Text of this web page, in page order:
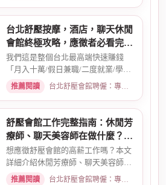
台北舒壓按摩，酒店，聊天休閒
會館終極攻略，應徵者必看完整
指南
我們這是整個台北最高端快速賺錢
「月入十萬/假日兼職/二度就業/學生
兼職/八大廣告/林森北路KTV酒...
推薦閱讀 台北舒壓會館聘僱：專業按摩師職缺與職涯規劃 · 2026-01-07
舒壓會館工作完整指南：休閒芳
療師、聊天美容師在做什麼？薪
資待遇一次看
想應徵舒壓會館的高薪工作嗎？本文
詳細介紹休閒芳療師、聊天美容師的
真實工作內容、薪資計算方式...
推薦閱讀 台北舒壓會館聘僱：專業按摩師職缺與職涯規劃 · 2026-03-09